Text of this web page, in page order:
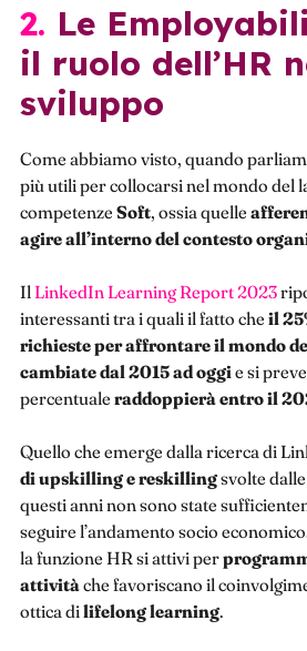
2. Le Employability Skill e
il ruolo dell’HR
sviluppo
Come abbiamo visto, quando
più utili per collocarsi nel mondo del
competenze Soft, ossia quelle
agire all’interno del contesto
Il LinkedIn Learning Report 2023
interessanti tra i quali il fatto che il
richieste per affrontare il mondo
cambiate dal 2015 ad oggi e si
percentuale raddoppierà entro il
Quello che emerge dalla ricerca di
di upskilling e reskillingsvolte
questi anni non sono state
seguire l’andamento socio
la funzione HR si attivi per
attivitàche favoriscano il
ottica dilifelong learning.